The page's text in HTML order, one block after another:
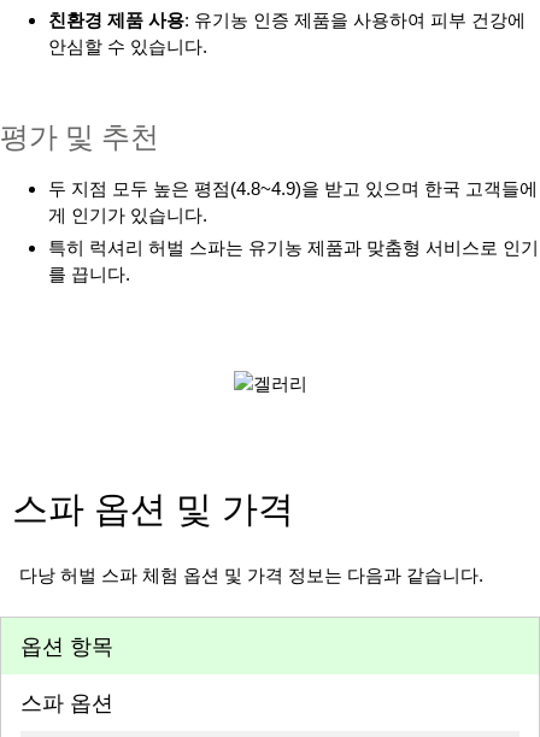
친환경 제품 사용: 유기농 인증 제품을 사용하여 피부 건강에
안심할 수 있습니다.
평가 및 추천
두 지점 모두 높은 평점(4.8~4.9)을 받고 있으며 한국 고객들에
게 인기가 있습니다.
특히 럭셔리 허벌 스파는 유기농 제품과 맞춤형 서비스로 인기
를 끕니다.
스파 옵션 및 가격
다낭 허벌 스파 체험 옵션 및 가격 정보는 다음과 같습니다.
옵션 항목
스파 옵션